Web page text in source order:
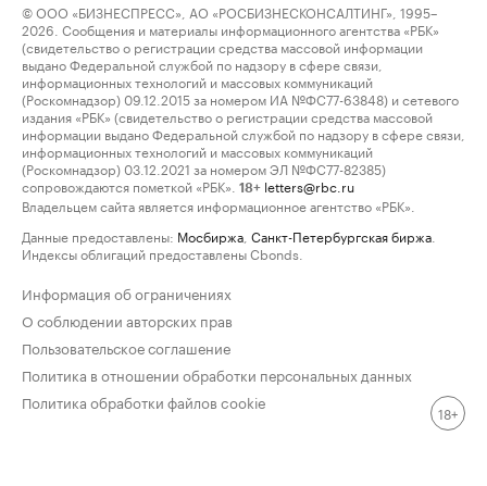
© ООО «БИЗНЕСПРЕСС», АО «РОСБИЗНЕСКОНСАЛТИНГ», 1995–
2026. Сообщения и материалы информационного агентства «РБК»
(свидетельство о регистрации средства массовой информации
выдано Федеральной службой по надзору в сфере связи,
информационных технологий и массовых коммуникаций
(Роскомнадзор) 09.12.2015 за номером ИА №ФС77-63848) и сетевого
издания «РБК» (свидетельство о регистрации средства массовой
информации выдано Федеральной службой по надзору в сфере связи,
информационных технологий и массовых коммуникаций
(Роскомнадзор) 03.12.2021 за номером ЭЛ №ФС77-82385)
сопровождаются пометкой «РБК».
18+ letters@rbc.ru
Владельцем сайта является информационное агентство «РБК».
Данные предоставлены: Мосбиржа Санкт-Петербургская биржа
Индексы облигаций предоставлены Cbonds.
Информация об ограничениях
О соблюдении авторских прав
Пользовательское соглашение
Политика в отношении обработки персональных данных
Политика обработки файлов cookie
18+